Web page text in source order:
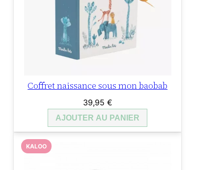
Coffret naissance sous mon baobab
39,95 €
AJOUTER AU PANIER
KALOO